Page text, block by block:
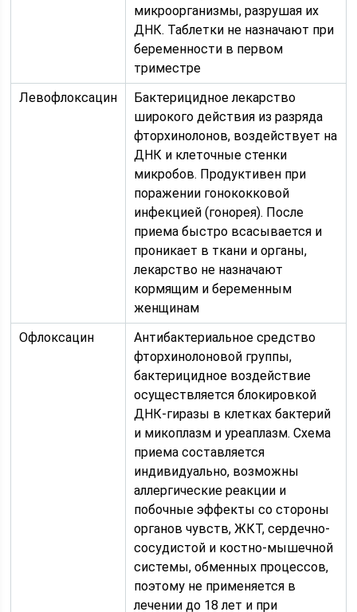
микроорганизмы, разрушая их
ДНК. Таблетки не назначают при
беременности в первом
триместре
Левофлоксацин
Бактерицидное лекарство
широкого действия из разряда
фторхинолонов, воздействует на
ДНК и клеточные стенки
микробов. Продуктивен при
поражении гонококковой
инфекцией (гонорея). После
приема быстро всасывается и
проникает в ткани и органы,
лекарство не назначают
кормящим и беременным
женщинам
Офлоксацин
Антибактериальное средство
фторхинолоновой группы,
бактерицидное воздействие
осуществляется блокировкой
ДНК-гиразы в клетках бактерий
и микоплазм и уреаплазм. Схема
приема составляется
индивидуально, возможны
аллергические реакции и
побочные эффекты со стороны
органов чувств, ЖКТ, сердечно-
сосудистой и костно-мышечной
системы, обменных процессов,
поэтому не применяется в
лечении до 18 лет и при